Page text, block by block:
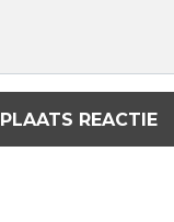
PLAATS REACTIE